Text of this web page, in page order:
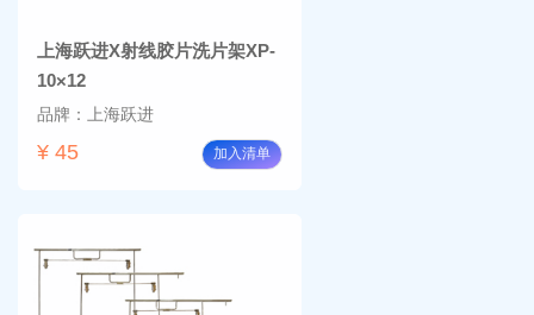
上海跃进X射线胶片洗片架XP-
10×12
品牌：上海跃进
¥ 45 加入清单